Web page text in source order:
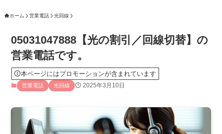
ホーム 営業電話 光回線
05031047888【光の割引／回線切替】の
営業電話です。
本ページにはプロモーションが含まれています
営業電話 光回線 2025年3月10日